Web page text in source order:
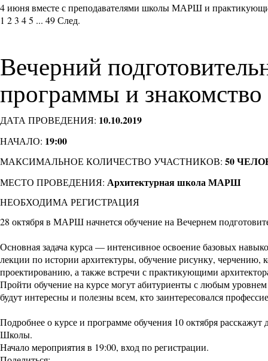
4 июня вместе с преподавателями школы МАРШ и
1 23 45 ... 49След.
Вечерний
программы и знакомство
ДАТА ПРОВЕДЕНИЯ: 10.10.2019
НАЧАЛО: 19:00
МАКСИМАЛЬНОЕ КОЛИЧЕСТВО УЧАСТНИКОВ: 50
МЕСТО ПРОВЕДЕНИЯ: Архитектурная школа МАРШ
НЕОБХОДИМА РЕГИСТРАЦИЯ
28 октября в МАРШ начнется обучение на Вечернем
Основная задача курса — интенсивное освоение базовых
лекции по истории архитектуры, обучение рисунку, черчению,
проектированию, а также встречи с практикующими
Пройти обучение на курсе могут абитуриенты с любым
будут интересны и полезны всем, кто заинтересовался
Подробнее о курсе и программе обучения 10 октября
Школы.
Начало мероприятия в 19:00, вход по регистрации.